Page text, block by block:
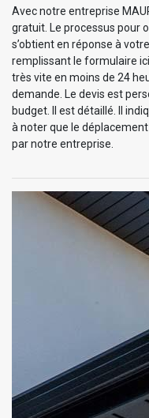
Avec notre entreprise
gratuit. Le processus pour
s’obtient en réponse à
remplissant le formulaire
très vite en moins de 24
demande. Le devis est
budget. Il est détaillé. Il
à noter que le
par notre entreprise.